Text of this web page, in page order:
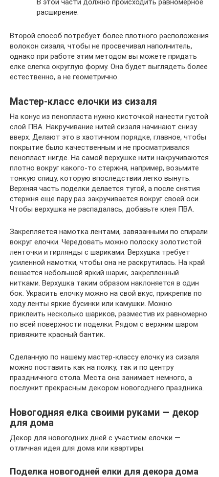
В этой части должно происходить равномерное
расширение.
Второй способ потребует более плотного расположения
волокон сизаля, чтобы не просвечивал наполнитель,
однако при работе этим методом вы можете придать
елке слегка округлую форму. Она будет выглядеть более
естественно, а не геометрично.
Мастер-класс елочки из сизаля
На конус из пенопласта нужно кисточкой нанести густой
слой ПВА. Накручивание нитей сизаля начинают снизу
вверх. Делают это в хаотичном порядке, главное, чтобы
покрытие было качественным и не просматривался
пенопласт нигде. На самой верхушке нити накручиваются
плотно вокруг какого-то стержня, например, возьмите
тонкую спицу, которую впоследствии легко вынуть.
Верхняя часть поделки делается тугой, а после снятия
стержня еще пару раз закручивается вокруг своей оси.
Чтобы верхушка не распадалась, добавьте клея ПВА.
Закрепляется намотка лентами, завязанными по спирали
вокруг елочки. Чередовать можно полоску золотистой
ленточки и гирлянды с шариками. Верхушка требует
усиленной намотки, чтобы она не раскрутилась. На край
вешается небольшой яркий шарик, закрепленный
нитками. Верхушка таким образом наклоняется в один
бок. Украсить елочку можно на свой вкус, прикрепив по
ходу ленты яркие бусинки или камушки. Можно
приклеить несколько шариков, разместив их равномерно
по всей поверхности поделки. Рядом с верхним шаром
привяжите красный бантик.
Сделанную по нашему мастер-классу елочку из сизаля
можно поставить как на полку, так и по центру
праздничного стола. Места она занимает немного, а
послужит прекрасным декором новогоднего праздника.
Новогодняя елка своими руками — декор
для дома
Декор для новогодних дней с участием елочки —
отличная идея для дома или квартиры.
Поделка новогодней елки для декора дома